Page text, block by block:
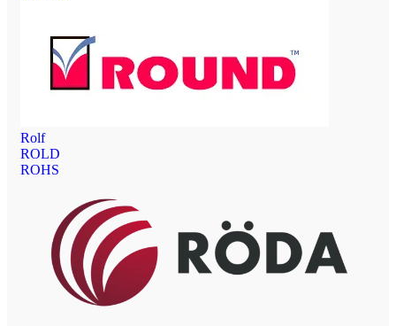
Rolf
ROLD
ROHS